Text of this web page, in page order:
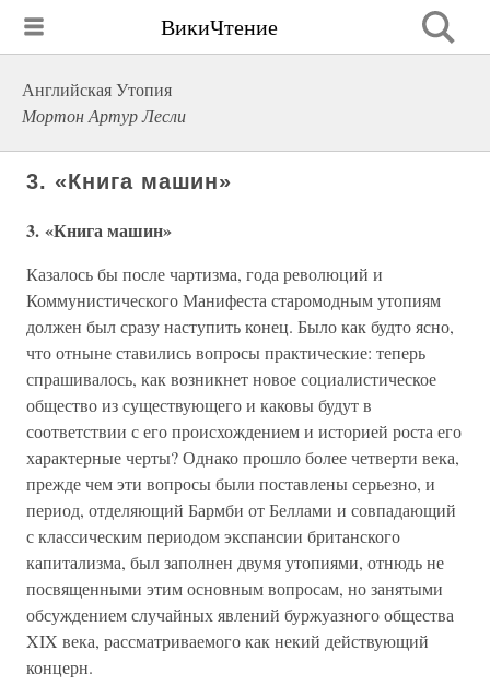
ВикиЧтение
Английская Утопия
Мортон Артур Лесли
3. «Книга машин»
3. «Книга машин»
Казалось бы после чартизма, года революций и
Коммунистического Манифеста старомодным утопиям
должен был сразу наступить конец. Было как будто ясно,
что отныне ставились вопросы практические: теперь
спрашивалось, как возникнет новое социалистическое
общество из существующего и каковы будут в
соответствии с его происхождением и историей роста его
характерные черты? Однако прошло более четверти века,
прежде чем эти вопросы были поставлены серьезно, и
период, отделяющий Бармби от Беллами и совпадающий
с классическим периодом экспансии британского
капитализма, был заполнен двумя утопиями, отнюдь не
посвященными этим основным вопросам, но занятыми
обсуждением случайных явлений буржуазного общества
XIX века, рассматриваемого как некий действующий
концерн.